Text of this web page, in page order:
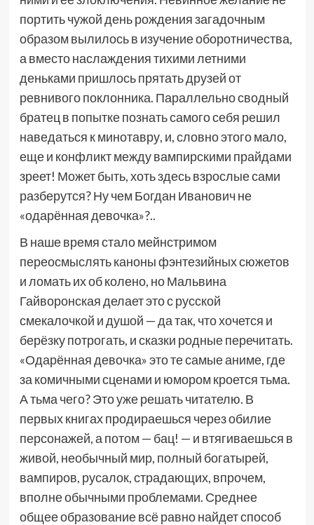
портить чужой день рождения загадочным
образом вылилось в изучение оборотничества,
а вместо наслаждения тихими летними
деньками пришлось прятать друзей от
ревнивого поклонника. Параллельно сводный
братец в попытке познать самого себя решил
наведаться к минотавру, и, словно этого мало,
еще и конфликт между вампирскими прайдами
зреет! Может быть, хоть здесь взрослые сами
разберутся? Ну чем Богдан Иванович не
«одарённая девочка»?..
В наше время стало мейнстримом
переосмыслять каноны фэнтезийных сюжетов
и ломать их об колено, но Мальвина
Гайворонская делает это с русской
смекалочкой и душой — да так, что хочется и
берёзку потрогать, и сказки родные перечитать.
«Одарённая девочка» это те самые аниме, где
за комичными сценами и юмором кроется тьма.
А тьма чего? Это уже решать читателю. В
первых книгах продираешься через обилие
персонажей, а потом — бац! — и втягиваешься в
живой, необычный мир, полный богатырей,
вампиров, русалок, страдающих, впрочем,
вполне обычными проблемами. Среднее
общее образование всё равно найдет способ